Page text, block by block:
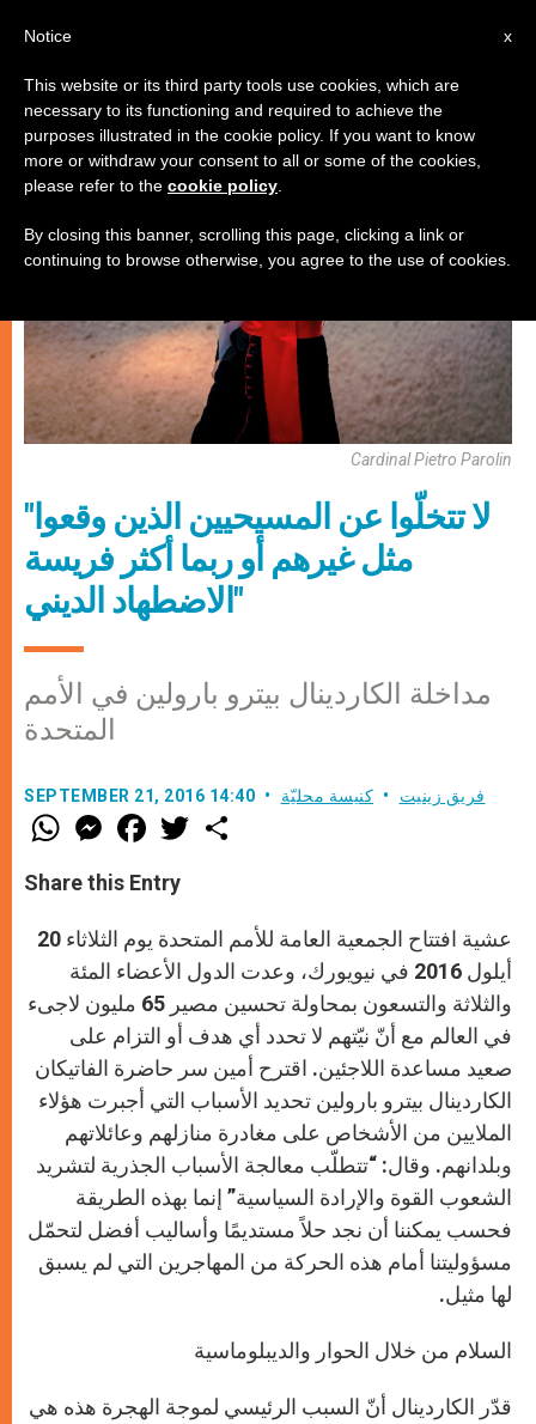
كنيسة محليّة
Cardinal Pietro Parolin
"لا تتخلّوا عن المسيحيين الذين وقعوا
مثل غيرهم أو ربما أكثر فريسة
الاضطهاد الديني"
مداخلة الكاردينال بيترو بارولين في الأمم
المتحدة
SEPTEMBER 21, 2016 14:40 فريق زينيت كنيسة محليّة
W
h
t
s
p
p
M
e
s
e
g
e
r
F
a
e
b
o
k
w
r
Share this Entry
عشية افتتاح الجمعية العامة للأمم المتحدة يوم الثلاثاء 20
أيلول 2016 في نيويورك، وعدت الدول الأعضاء المئة
والثلاثة والتسعون بمحاولة تحسين مصير 65 مليون لاجىء
في العالم مع أنّ نيّتهم لا تحدد أي هدف أو التزام على
صعيد مساعدة اللاجئين. اقترح أمين سر حاضرة الفاتيكان
الكاردينال بيترو بارولين تحديد الأسباب التي أجبرت هؤلاء
الملايين من الأشخاص على مغادرة منازلهم وعائلاتهم
وبلدانهم. وقال: “تتطلّب معالجة الأسباب الجذرية لتشريد
الشعوب القوة والإرادة السياسية” إنما بهذه الطريقة
فحسب يمكننا أن نجد حلاً مستديمًا وأساليب أفضل لتحمّل
مسؤوليتنا أمام هذه الحركة من المهاجرين التي لم يسبق
لها مثيل.
السلام من خلال الحوار والديبلوماسية
قدّر الكاردينال أنّ السبب الرئيسي لموجة الهجرة هذه هي
x
Notice
This website or its third party tools use cookies, which are
necessary to its functioning and required to achieve the
purposes illustrated in the cookie policy. If you want to know
more or withdraw your consent to all or some of the cookies,
please refer to the cookie policy
By closing this banner, scrolling this page, clicking a link or
continuing to browse otherwise, you agree to the use of cookies.